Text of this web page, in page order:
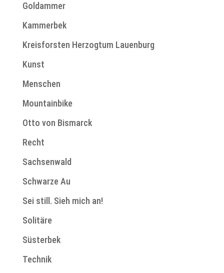
Goldammer
Kammerbek
Kreisforsten Herzogtum Lauenburg
Kunst
Menschen
Mountainbike
Otto von Bismarck
Recht
Sachsenwald
Schwarze Au
Sei still. Sieh mich an!
Solitäre
Süsterbek
Technik